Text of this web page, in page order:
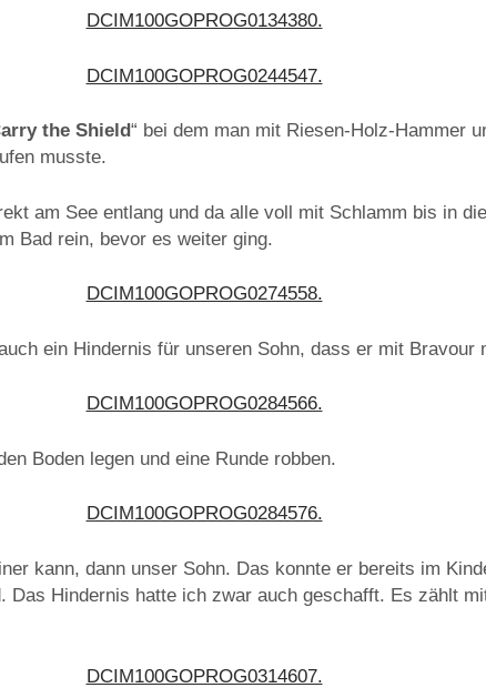
the Shield“ bei dem man mit Riesen-Holz-Hammer
musste.
am See entlang und da alle voll mit Schlamm bis in
Bad rein, bevor es weiter ging.
ein Hindernis für unseren Sohn, dass er mit Bravour
Boden legen und eine Runde robben.
kann, dann unser Sohn. Das konnte er bereits im
Das Hindernis hatte ich zwar auch geschafft. Es zählt